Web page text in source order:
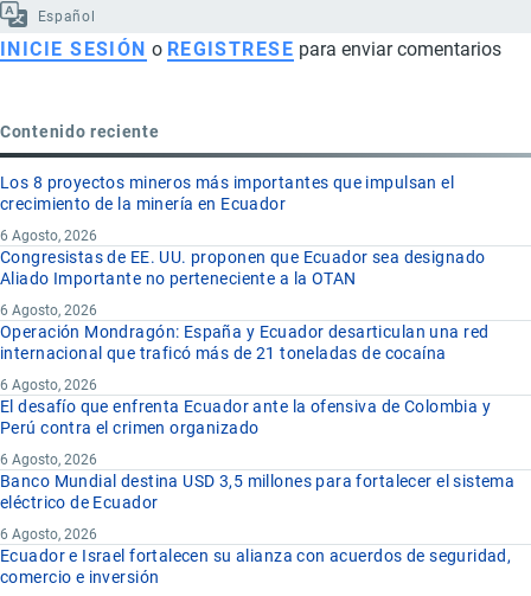
Español
INICIE SESIÓN o REGISTRESE para enviar comentarios
Contenido reciente
Los 8 proyectos mineros más importantes que impulsan el
crecimiento de la minería en Ecuador
6 Agosto, 2026
Congresistas de EE. UU. proponen que Ecuador sea designado
Aliado Importante no perteneciente a la OTAN
6 Agosto, 2026
Operación Mondragón: España y Ecuador desarticulan una red
internacional que traficó más de 21 toneladas de cocaína
6 Agosto, 2026
El desafío que enfrenta Ecuador ante la ofensiva de Colombia y
Perú contra el crimen organizado
6 Agosto, 2026
Banco Mundial destina USD 3,5 millones para fortalecer el sistema
eléctrico de Ecuador
6 Agosto, 2026
Ecuador e Israel fortalecen su alianza con acuerdos de seguridad,
comercio e inversión